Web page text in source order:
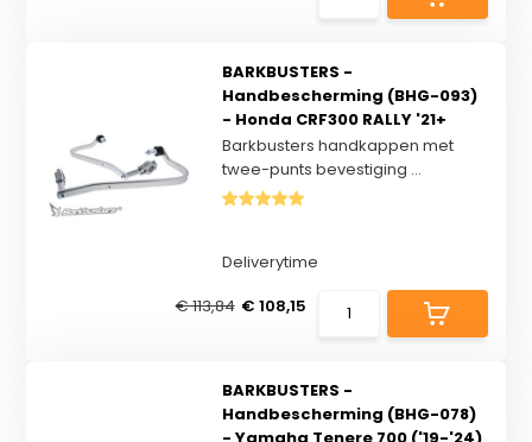
BARKBUSTERS -
Handbescherming (BHG-093)
- Honda CRF300 RALLY '21+
Barkbusters handkappen met
twee-punts bevestiging ...
Deliverytime
€ 113,84 € 108,15
BARKBUSTERS -
Handbescherming (BHG-078)